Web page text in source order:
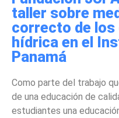
taller sobre
correcto de los
hídrica en el
Panamá
Como parte del trabajo
de una educación de
estudiantes una